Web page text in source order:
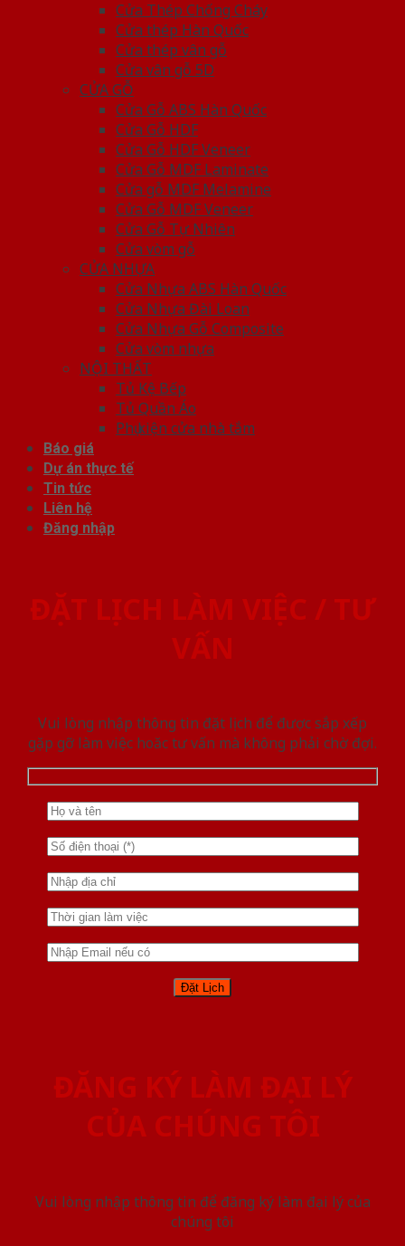
Cửa Thép Chống Cháy
Cửa thép Hàn Quốc
Cửa thép vân gỗ
Cửa vân gỗ 5D
CỬA GỖ
Cửa Gỗ ABS Hàn Quốc
Cửa Gỗ HDF
Cửa Gỗ HDF Veneer
Cửa Gỗ MDF Laminate
Cửa gỗ MDF Melamine
Cửa Gỗ MDF Veneer
Cửa Gỗ Tự Nhiên
Cửa vòm gỗ
CỬA NHỰA
Cửa Nhựa ABS Hàn Quốc
Cửa Nhựa Đài Loan
Cửa Nhựa Gỗ Composite
Cửa vòm nhựa
NỘI THẤT
Tủ Kệ Bếp
Tủ Quần Áo
Phụ kiện cửa nhà tắm
Báo giá
Dự án thực tế
Tin tức
Liên hệ
Đăng nhập
ĐẶT LỊCH LÀM VIỆC / TƯ
VẤN
Vui lòng nhập thông tin đặt lịch để được sắp xếp
gặp gỡ làm việc hoăc tư vấn mà không phải chờ đợi.
ĐĂNG KÝ LÀM ĐẠI LÝ
CỦA CHÚNG TÔI
Vui lòng nhập thông tin để đăng ký làm đại lý của
chúng tôi